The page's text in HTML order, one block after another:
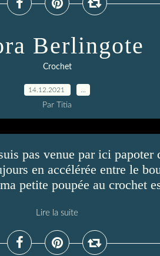
Berlingote
Crochet
14.12.2021
Par Titia
pas venue par ici
en accélérée entre le
petite poupée au crochet
Lire la suite